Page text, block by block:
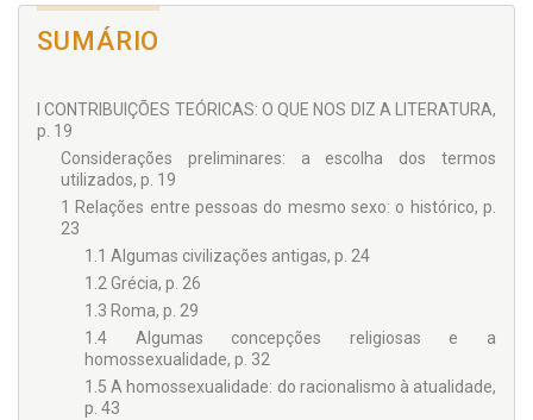
SUMÁRIO
I CONTRIBUIÇÕES TEÓRICAS: O QUE NOS DIZ A LITERATURA,
p. 19
Considerações preliminares: a escolha dos termos
utilizados, p. 19
1 Relações entre pessoas do mesmo sexo: o histórico, p.
23
1.1 Algumas civilizações antigas, p. 24
1.2 Grécia, p. 26
1.3 Roma, p. 29
1.4 Algumas concepções religiosas e a
homossexualidade, p. 32
1.5 A homossexualidade: do racionalismo à atualidade,
p. 43